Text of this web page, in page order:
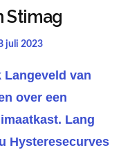
Stimag
juli 2023
Langeveld van
over een
Lang
Hysteresecurves